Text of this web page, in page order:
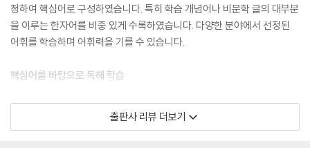
정하여 핵심어로 구성하였습니다. 특히 학습 개념어나 비문학 글의 대부분
을 이루는 한자어를 비중 있게 수록하였습니다. 다양한 분야에서 선정된
어휘를 학습하며 어휘력을 기를 수 있습니다.
핵심어를 바탕으로 독해 학습
글의 주제와 관련되는 핵심어를 통해 지문을 독해하도록 구성하였습니다.
그리고 [1. 주제 파악]-[2. 내용 이해]-[3. 적용 및 추론]의 구조화한 문항
출판사 리뷰 더보기